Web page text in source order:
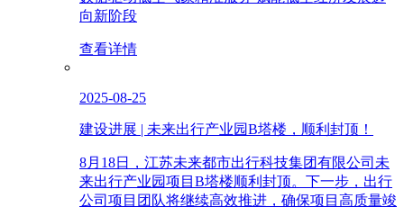
向新阶段
查看详情
2025-08-25
建设进展 | 未来出行产业园B塔楼，顺利封顶！
8月18日，江苏未来都市出行科技集团有限公司未
来出行产业园项目B塔楼顺利封顶。下一步，出行
公司项目团队将继续高效推进，确保项目高质量竣